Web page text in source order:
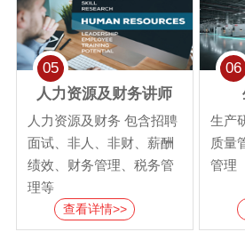
05
人力资源及财务讲师
人力资源及财务 包含招聘
面试、非人、非财、薪酬
绩效、财务管理、税务管
理等
查看详情>>
06
生产
质量
管理